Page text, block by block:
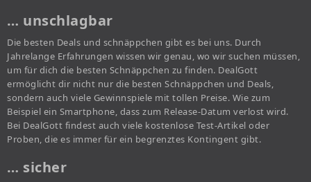
… unschlagbar
Die besten Deals und schnäppchen gibt es bei uns. Durch
Jahrelange Erfahrungen wissen wir genau, wo wir suchen müssen,
um für dich die besten Schnäppchen zu finden. DealGott
ermöglicht dir nicht nur die besten Schnäppchen und Deals,
sondern auch viele Gewinnspiele mit tollen Preise. Wie zum
Beispiel ein Smartphone, dass zum Release-Datum verlost wird.
Bei DealGott findest auch viele kostenlose Test-Artikel oder
Proben, die es immer für ein begrenztes Kontingent gibt.
… sicher